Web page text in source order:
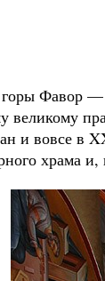
Фавор —
великому
и вовсе в
храма